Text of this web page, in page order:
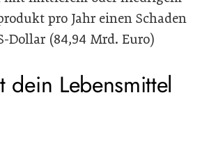
pro Jahr einen Schaden
Dollar (84,94 Mrd. Euro)
dein Lebensmittel